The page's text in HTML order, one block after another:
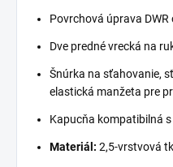
Povrchová úprava
Dve predné vrecká na
Šnúrka na sťahovanie,
elastická manžeta pre
Kapucňa kompatibilná
Materiál: 2,5-vrstvová